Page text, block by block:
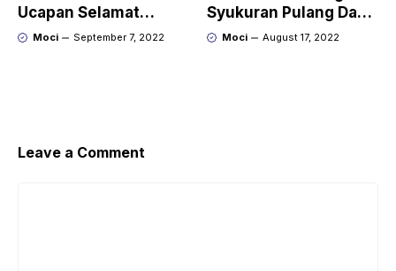
Ucapan Selamat
Menikah Dalam
Moci September 7, 2022
Syukuran Pulang Dan
Pergi Umroh Doc
Moci August 17, 2022
Leave a Comment